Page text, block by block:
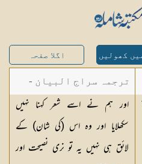
کھولیں اگلا صفحہ
ترجمہ سراج البیان -
مستفاد از ترجمتین
شاہ عبدالقادر دھلوی/
اور ہم نے اسے شعر کہنا نہیں
سکھلایا اور وہ اس (کی شان) کے
لائق ہی نہیں یہ تو نری نصیحت اور